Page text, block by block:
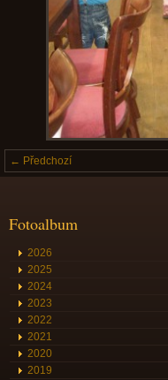
← Předchozí
Fotoalbum
2026
2025
2024
2023
2022
2021
2020
2019